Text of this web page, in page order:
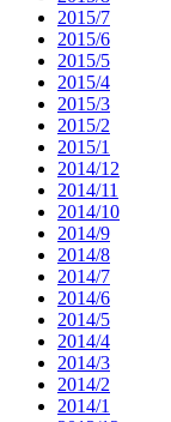
2015/7
2015/6
2015/5
2015/4
2015/3
2015/2
2015/1
2014/12
2014/11
2014/10
2014/9
2014/8
2014/7
2014/6
2014/5
2014/4
2014/3
2014/2
2014/1